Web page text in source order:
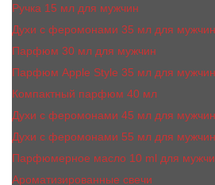
Ручка 15 мл для мужчин
Духи с феромонами 35 мл для мужчин
Парфюм 30 мл для мужчин
Парфюм Apple Style 35 мл для мужчин
Компактный парфюм 40 мл
Духи с феромонами 45 мл для мужчин
Духи с феромонами 55 мл для мужчин
Парфюмерное масло 10 ml для
Ароматизированные свечи